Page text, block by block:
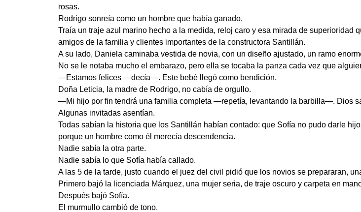
rosas.
Rodrigo sonreía como un hombre que había ganado.
Traía un traje azul marino hecho a la medida, reloj caro y esa mirada de superioridad
amigos de la familia y clientes importantes de la constructora Santillán.
A su lado, Daniela caminaba vestida de novia, con un diseño ajustado, un ramo
No se le notaba mucho el embarazo, pero ella se tocaba la panza cada vez que
—Estamos felices —decía—. Este bebé llegó como bendición.
Doña Leticia, la madre de Rodrigo, no cabía de orgullo.
—Mi hijo por fin tendrá una familia completa —repetía, levantando la barbilla—. Dios
Algunas invitadas asentían.
Todas sabían la historia que los Santillán habían contado: que Sofía no pudo darle
porque un hombre como él merecía descendencia.
Nadie sabía la otra parte.
Nadie sabía lo que Sofía había callado.
A las 5 de la tarde, justo cuando el juez del civil pidió que los novios se prepararan,
Primero bajó la licenciada Márquez, una mujer seria, de traje oscuro y carpeta en
Después bajó Sofía.
El murmullo cambió de tono.